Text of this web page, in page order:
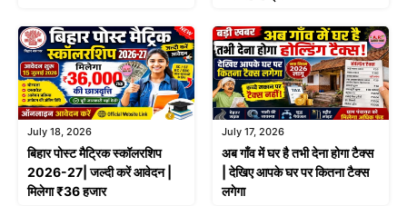
July 18, 2026
बिहार पोस्ट मैट्रिक स्कॉलरशिप
2026-27| जल्दी करें आवेदन |
मिलेगा ₹36 हजार
July 17, 2026
अब गाँव में घर है तभी देना होगा टैक्स
| देखिए आपके घर पर कितना टैक्स
लगेगा